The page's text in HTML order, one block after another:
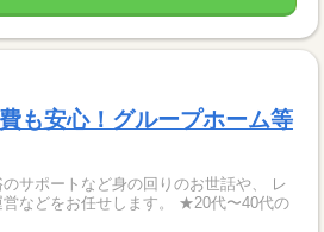
も安心！グループホーム等
サポートなど身の回りのお世話や、 レ
任せします。 ★20代〜40代の